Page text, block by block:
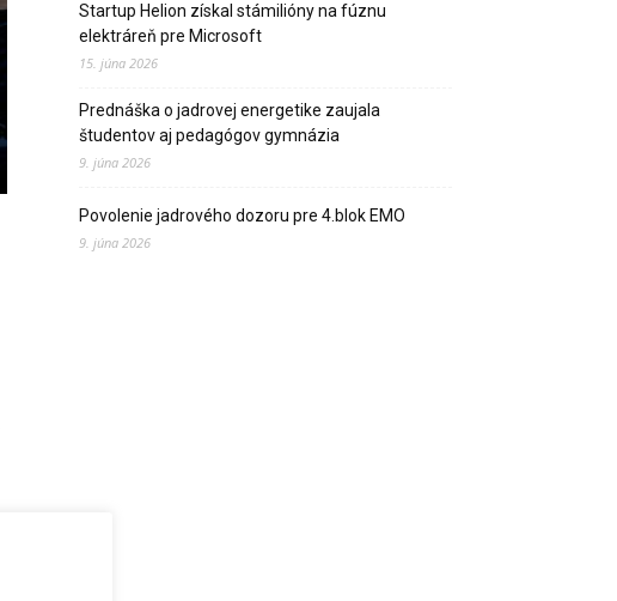
Startup Helion získal stámilióny na fúznu
elektráreň pre Microsoft
15. júna 2026
Prednáška o jadrovej energetike zaujala
študentov aj pedagógov gymnázia
9. júna 2026
Povolenie jadrového dozoru pre 4.blok EMO
9. júna 2026